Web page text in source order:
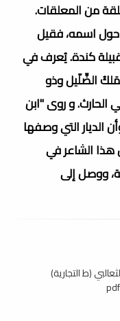
من المعلقات.
حول اسمه، فقيل
كندة. يُعرف في
الضِّلّيل وذو
الحارث. و روى "ابن
الديار التي وصفها
هذا الشاعر في
ووصل إلى
(ط التجارية)